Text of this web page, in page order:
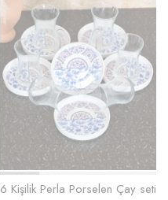
6 Kişilik Perla Porselen Çay seti